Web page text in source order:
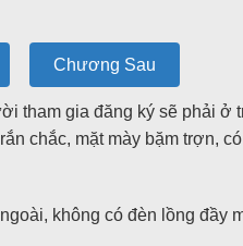
Chương Sau
gia đăng ký sẽ phải ở
chắc, mặt mày bặm trợn,
không có đèn lồng đầy